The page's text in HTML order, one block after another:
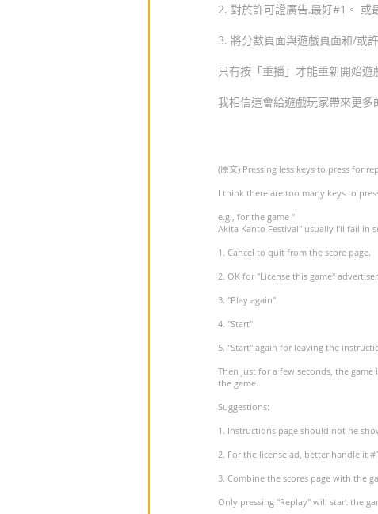
2. 對於許可證廣告,最好#1。 或
3. 將分數頁面與遊戲頁面和/或
只有按「重播」才能重新開始遊
我相信這會給遊戲玩家帶來更多
(原文) Pressing less keys to press for
I think there are too many keys to
e.g., for the game "
Akita Kanto Festival" usually I'll fail in
1. Cancel to quit from the score page.
2. OK for "License this game"
3. "Play again"
4. "Start"
5. "Start" again for leaving the
Then just for a few seconds, the
the game.
Suggestions:
1. Instructions page should not he
2. For the license ad, better handle it
3. Combine the scores page with the
Only pressing "Replay" will start the